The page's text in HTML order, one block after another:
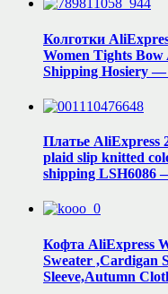
Колготки
Women Tights Bow
Shipping Hosiery
Платье AliExpress
plaid slip knitted
shipping LSH6086
Кофта AliExpress
Sweater ,Cardigan
Sleeve,Autumn